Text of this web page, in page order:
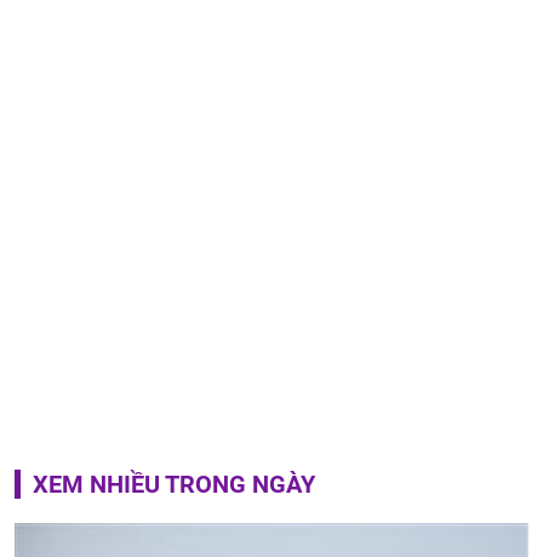
XEM NHIỀU TRONG NGÀY